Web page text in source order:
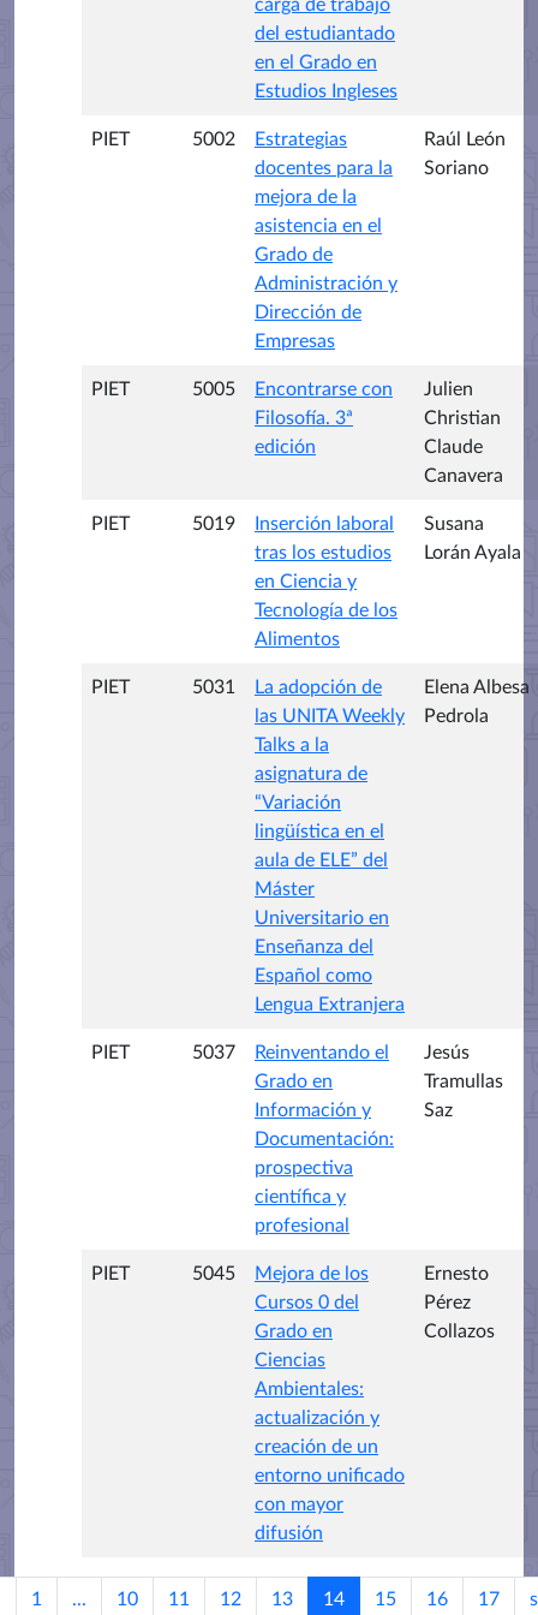
carga de trabajo
del estudiantado
en el Grado en
Estudios Ingleses
PIET 5002
Estrategias
docentes para la
mejora de la
asistencia en el
Grado de
Administración y
Dirección de
Empresas
Raúl León
Soriano
PIET 5005
Encontrarse con
Filosofía. 3ª
edición
Julien
Christian
Claude
Canavera
PIET 5019
Inserción laboral
tras los estudios
en Ciencia y
Tecnología de los
Alimentos
Susana
Lorán Ayala
PIET 5031
La adopción de
las UNITA Weekly
Talks a la
asignatura de
“Variación
lingüística en el
aula de ELE” del
Máster
Universitario en
Enseñanza del
Español como
Lengua Extranjera
Elena Albesa
Pedrola
PIET 5037
Reinventando el
Grado en
Información y
Documentación:
prospectiva
científica y
profesional
Jesús
Tramullas
Saz
PIET 5045
Mejora de los
Cursos 0 del
Grado en
Ciencias
Ambientales:
actualización y
creación de un
entorno unificado
con mayor
difusión
Ernesto
Pérez
Collazos
1 ... 10 11 12 13 14 15 16 17